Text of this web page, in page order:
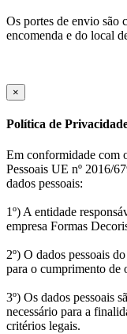
Os portes de envio são
encomenda e do local
×
Política de
Em conformidade com
Pessoais UE nº 2016/
dados pessoais:
1º) A entidade
empresa Formas
2º) O dados pessoais
para o cumprimento de
3º) Os dados pessoais
necessário para a
critérios legais.